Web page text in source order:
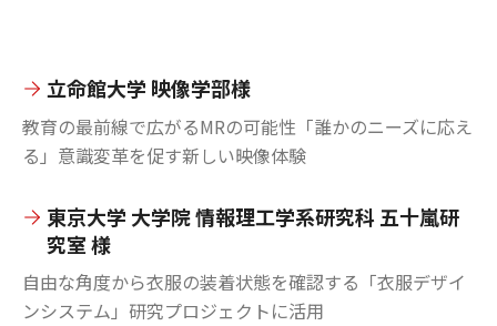
立命館大学 映像学部様
教育の最前線で広がるMRの可能性「誰かのニーズに応え
る」意識変革を促す新しい映像体験
東京大学 大学院 情報理工学系研究科 五十嵐研
究室 様
自由な角度から衣服の装着状態を確認する「衣服デザイ
ンシステム」研究プロジェクトに活用